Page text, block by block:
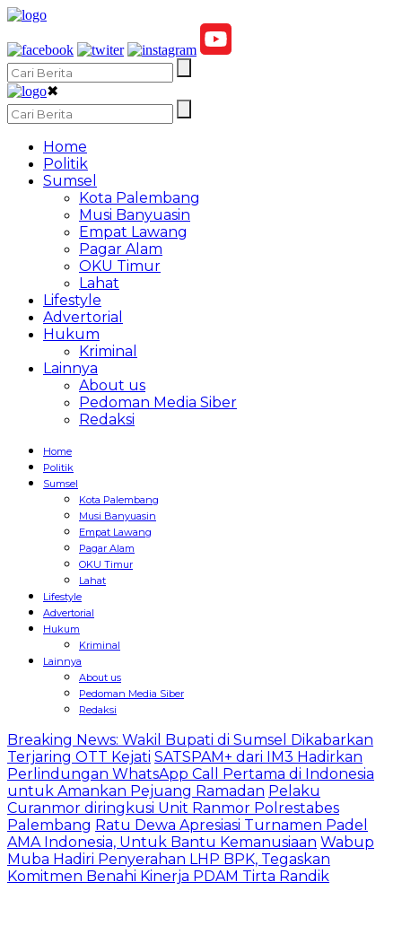
✖
Home
Politik
Sumsel
Kota Palembang
Musi Banyuasin
Empat Lawang
Pagar Alam
OKU Timur
Lahat
Lifestyle
Advertorial
Hukum
Kriminal
Lainnya
About us
Pedoman Media Siber
Redaksi
Home
Politik
Sumsel
Kota Palembang
Musi Banyuasin
Empat Lawang
Pagar Alam
OKU Timur
Lahat
Lifestyle
Advertorial
Hukum
Kriminal
Lainnya
About us
Pedoman Media Siber
Redaksi
Breaking News: Wakil Bupati di Sumsel Dikabarkan
Terjaring OTT Kejati SATSPAM+ dari IM3 Hadirkan
Perlindungan WhatsApp Call Pertama di Indonesia
untuk Amankan Pejuang Ramadan Pelaku
Curanmor diringkusi Unit Ranmor Polrestabes
Palembang Ratu Dewa Apresiasi Turnamen Padel
AMA Indonesia, Untuk Bantu Kemanusiaan Wabup
Muba Hadiri Penyerahan LHP BPK, Tegaskan
Komitmen Benahi Kinerja PDAM Tirta Randik